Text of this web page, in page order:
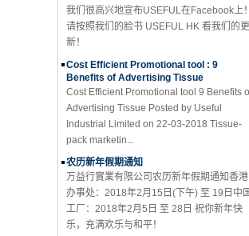
请按照我们的脸书 USEFUL HK 看我们的更
新！
Cost Efficient Promotional tool : 9
Benefits of Advertising Tissue
Cost Efficient Promotional tool 9 Benefits of
Advertising Tissue Posted by Useful
Industrial Limited on 22-03-2018 Tissue-
pack marketin...
农历新年假期通知
万益行實業有限公司农历新年假期通知香港
办事处：2018年2月15日(下午) 至 19日中国
工厂：2018年2月5日 至 28日 祝你新年快
乐，充满欢乐与和平！
Multi-purpose Disposable Mat